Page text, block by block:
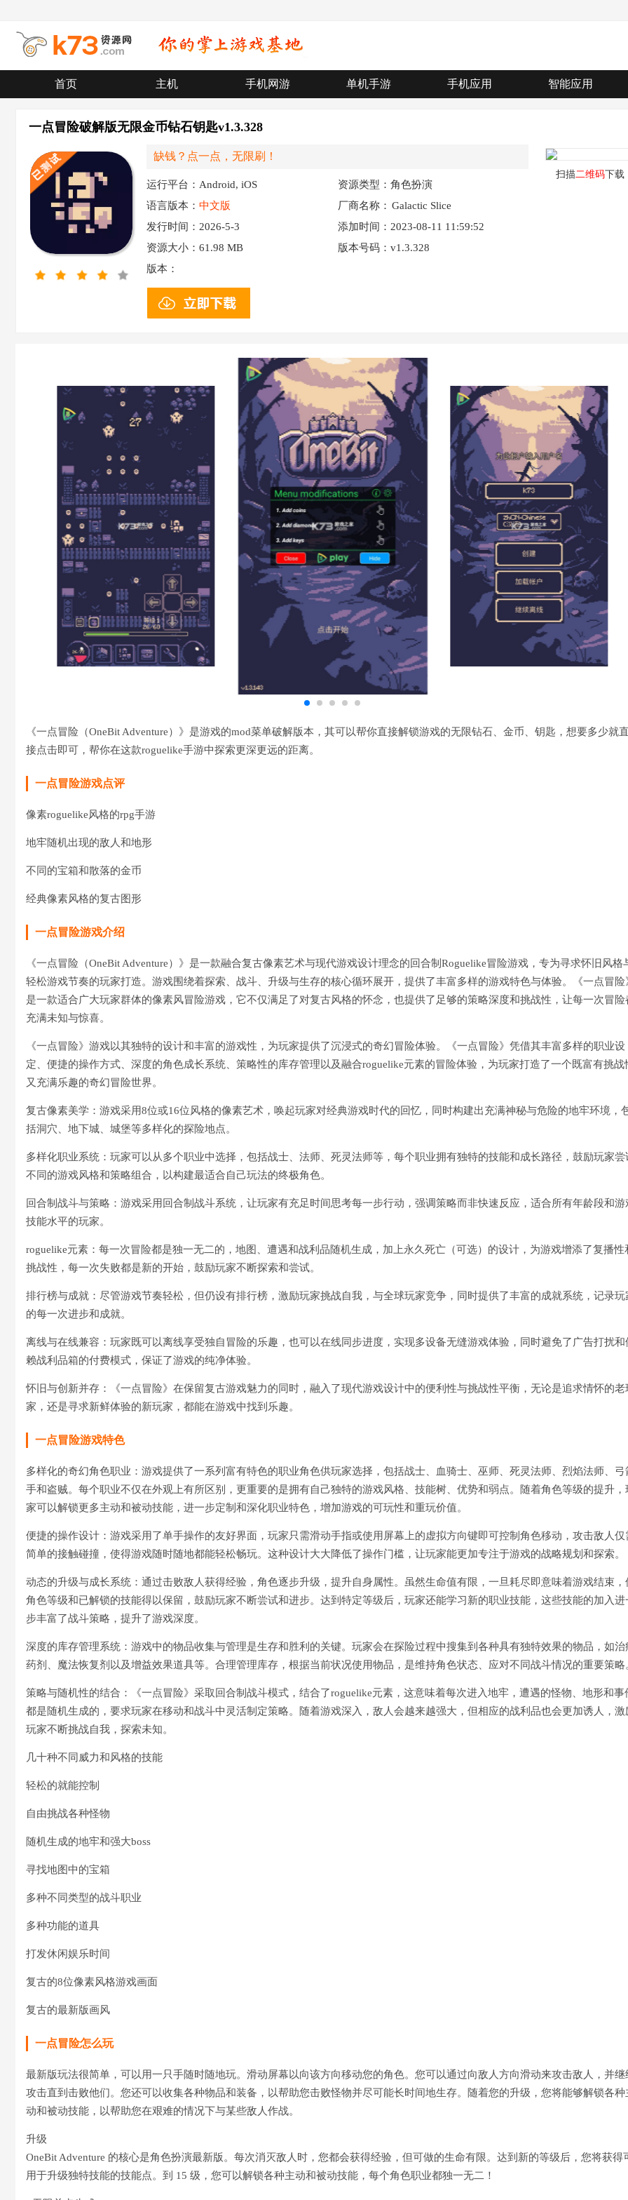
首页 主机 手机网游 单机手游 手机应用 智能应用
一点冒险破解版无限金币钻石钥匙v1.3.328
缺钱？点一点，无限刷！
运行平台：Android, iOS
资源类型：角色扮演
语言版本： 中文版 厂商名称： Galactic Slice
发行时间：2026-5-3
添加时间：2023-08-11 11:59:52
资源大小： 61.98 MB
版本号码：v1.3.328
版本：
扫描二维码下载
《一点冒险（OneBit Adventure）》是游戏的mod菜单破解版本，其可以帮你直接解锁游戏的无限钻石、金币、钥匙，想要多少就直
接点击即可，帮你在这款roguelike手游中探索更深更远的距离。
一点冒险游戏点评
像素roguelike风格的rpg手游
地牢随机出现的敌人和地形
不同的宝箱和散落的金币
经典像素风格的复古图形
一点冒险游戏介绍
《一点冒险（OneBit Adventure）》是一款融合复古像素艺术与现代游戏设计理念的回合制Roguelike冒险游戏，专为寻求怀旧风格
轻松游戏节奏的玩家打造。游戏围绕着探索、战斗、升级与生存的核心循环展开，提供了丰富多样的游戏特色与体验。《一点冒险
是一款适合广大玩家群体的像素风冒险游戏，它不仅满足了对复古风格的怀念，也提供了足够的策略深度和挑战性，让每一次冒险
充满未知与惊喜。
《一点冒险》游戏以其独特的设计和丰富的游戏性，为玩家提供了沉浸式的奇幻冒险体验。《一点冒险》凭借其丰富多样的职业设
定、便捷的操作方式、深度的角色成长系统、策略性的库存管理以及融合roguelike元素的冒险体验，为玩家打造了一个既富有挑战
又充满乐趣的奇幻冒险世界。
复古像素美学：游戏采用8位或16位风格的像素艺术，唤起玩家对经典游戏时代的回忆，同时构建出充满神秘与危险的地牢环境，
括洞穴、地下城、城堡等多样化的探险地点。
多样化职业系统：玩家可以从多个职业中选择，包括战士、法师、死灵法师等，每个职业拥有独特的技能和成长路径，鼓励玩家尝
不同的游戏风格和策略组合，以构建最适合自己玩法的终极角色。
回合制战斗与策略：游戏采用回合制战斗系统，让玩家有充足时间思考每一步行动，强调策略而非快速反应，适合所有年龄段和游
技能水平的玩家。
roguelike元素：每一次冒险都是独一无二的，地图、遭遇和战利品随机生成，加上永久死亡（可选）的设计，为游戏增添了复播性
挑战性，每一次失败都是新的开始，鼓励玩家不断探索和尝试。
排行榜与成就：尽管游戏节奏轻松，但仍设有排行榜，激励玩家挑战自我，与全球玩家竞争，同时提供了丰富的成就系统，记录玩
的每一次进步和成就。
离线与在线兼容：玩家既可以离线享受独自冒险的乐趣，也可以在线同步进度，实现多设备无缝游戏体验，同时避免了广告打扰和
赖战利品箱的付费模式，保证了游戏的纯净体验。
怀旧与创新并存：《一点冒险》在保留复古游戏魅力的同时，融入了现代游戏设计中的便利性与挑战性平衡，无论是追求情怀的老
家，还是寻求新鲜体验的新玩家，都能在游戏中找到乐趣。
一点冒险游戏特色
多样化的奇幻角色职业：游戏提供了一系列富有特色的职业角色供玩家选择，包括战士、血骑士、巫师、死灵法师、烈焰法师、弓
手和盗贼。每个职业不仅在外观上有所区别，更重要的是拥有自己独特的游戏风格、技能树、优势和弱点。随着角色等级的提升，
家可以解锁更多主动和被动技能，进一步定制和深化职业特色，增加游戏的可玩性和重玩价值。
便捷的操作设计：游戏采用了单手操作的友好界面，玩家只需滑动手指或使用屏幕上的虚拟方向键即可控制角色移动，攻击敌人仅
简单的接触碰撞，使得游戏随时随地都能轻松畅玩。这种设计大大降低了操作门槛，让玩家能更加专注于游戏的战略规划和探索。
动态的升级与成长系统：通过击败敌人获得经验，角色逐步升级，提升自身属性。虽然生命值有限，一旦耗尽即意味着游戏结束，
角色等级和已解锁的技能得以保留，鼓励玩家不断尝试和进步。达到特定等级后，玩家还能学习新的职业技能，这些技能的加入进
步丰富了战斗策略，提升了游戏深度。
深度的库存管理系统：游戏中的物品收集与管理是生存和胜利的关键。玩家会在探险过程中搜集到各种具有独特效果的物品，如治
药剂、魔法恢复剂以及增益效果道具等。合理管理库存，根据当前状况使用物品，是维持角色状态、应对不同战斗情况的重要策略
策略与随机性的结合：《一点冒险》采取回合制战斗模式，结合了roguelike元素，这意味着每次进入地牢，遭遇的怪物、地形和事
都是随机生成的，要求玩家在移动和战斗中灵活制定策略。随着游戏深入，敌人会越来越强大，但相应的战利品也会更加诱人，激
玩家不断挑战自我，探索未知。
几十种不同威力和风格的技能
轻松的就能控制
自由挑战各种怪物
随机生成的地牢和强大boss
寻找地图中的宝箱
多种不同类型的战斗职业
多种功能的道具
打发休闲娱乐时间
复古的8位像素风格游戏画面
复古的最新版画风
一点冒险怎么玩
最新版玩法很简单，可以用一只手随时随地玩。滑动屏幕以向该方向移动您的角色。您可以通过向敌人方向滑动来攻击敌人，并继
攻击直到击败他们。您还可以收集各种物品和装备，以帮助您击败怪物并尽可能长时间地生存。随着您的升级，您将能够解锁各种
动和被动技能，以帮助您在艰难的情况下与某些敌人作战。
升级
OneBit Adventure 的核心是角色扮演最新版。每次消灭敌人时，您都会获得经验，但可做的生命有限。达到新的等级后，您将获得
用于升级独特技能的技能点。到 15 级，您可以解锁各种主动和被动技能，每个角色职业都独一无二！